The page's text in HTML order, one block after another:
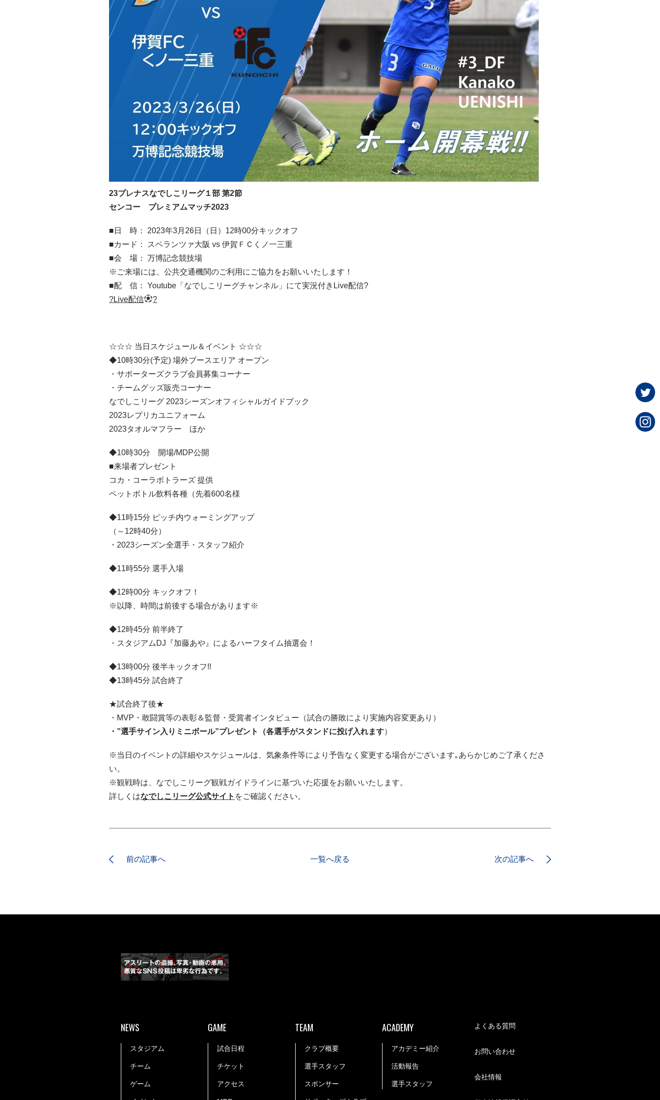
23プレナスなでしこリーグ１部 第2節
センコー プレミアムマッチ2023
■日 時： 2023年3月26日（日）12時00分キックオフ
■カード： スペランツァ大阪 vs 伊賀ＦＣくノ一三重
■会 場： 万博記念競技場
※ご来場には、公共交通機関のご利用にご協力をお願いいたします！
■配 信： Youtube「なでしこリーグチャンネル」にて実況付きLive配信?
?Live配信
?
☆☆☆ 当日スケジュール＆イベント ☆☆☆
◆10時30分(予定) 場外ブースエリア オープン
・サポーターズクラブ会員募集コーナー
・チームグッズ販売コーナー
なでしこリーグ 2023シーズンオフィシャルガイドブック
2023レプリカユニフォーム
2023タオルマフラー ほか
◆10時30分 開場/MDP公開
■来場者プレゼント
コカ・コーラボトラーズ 提供
ペットボトル飲料各種（先着600名様
◆11時15分 ピッチ内ウォーミングアップ
（～12時40分）
・2023シーズン全選手・スタッフ紹介
◆11時55分 選手入場
◆12時00分 キックオフ！
※以降、時間は前後する場合があります※
◆12時45分 前半終了
・スタジアムDJ『加藤あや』によるハーフタイム抽選会！
◆13時00分 後半キックオフ!!
◆13時45分 試合終了
★試合終了後★
・MVP・敢闘賞等の表彰＆監督・受賞者インタビュー（試合の勝敗により実施内容変更あり）
・”選手サイン入りミニボール”プレゼント（各選手がスタンドに投げ入れます）
※当日のイベントの詳細やスケジュールは、気象条件等により予告なく変更する場合がございます｡あらかじめご了承くださ
い。
※観戦時は、なでしこリーグ観戦ガイドラインに基づいた応援をお願いいたします。
詳しくはなでしこリーグ公式サイト をご確認ください。
前の記事へ 一覧へ戻る 次の記事へ
NEWS
スタジアム
チーム
ゲーム
GAME
試合日程
チケット
アクセス
TEAM
クラブ概要
選手スタッフ
スポンサー
ACADEMY
アカデミー紹介
活動報告
選手スタッフ
よくある質問
お問い合わせ
会社情報